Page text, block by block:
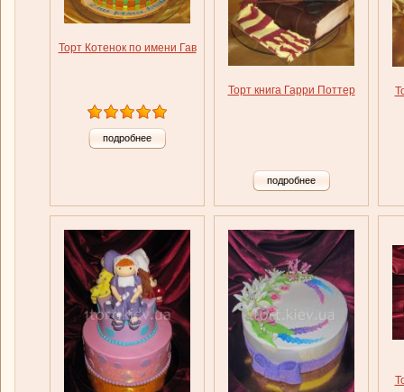
Торт Котенок по имени Гав
подробнее
Торт книга Гарри Поттер
подробнее